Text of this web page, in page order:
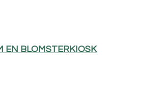
EN BLOMSTERKIOSK